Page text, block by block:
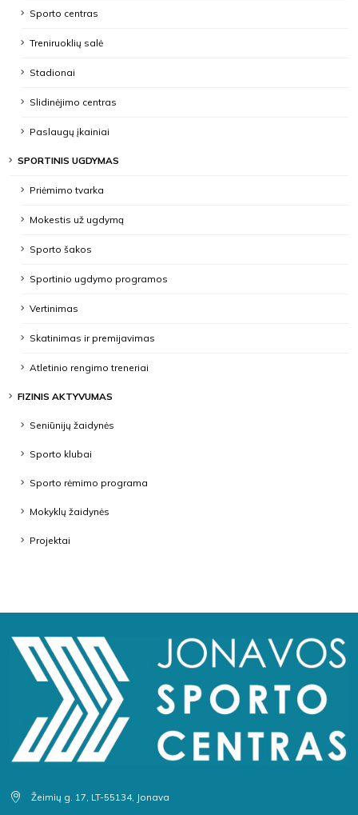
Sporto centras
Treniruoklių salė
Stadionai
Slidinėjimo centras
Paslaugų įkainiai
SPORTINIS UGDYMAS
Priėmimo tvarka
Mokestis už ugdymą
Sporto šakos
Sportinio ugdymo programos
Vertinimas
Skatinimas ir premijavimas
Atletinio rengimo treneriai
FIZINIS AKTYVUMAS
Seniūnijų žaidynės
Sporto klubai
Sporto rėmimo programa
Mokyklų žaidynės
Projektai
Žeimių g. 17, LT-55134, Jonava